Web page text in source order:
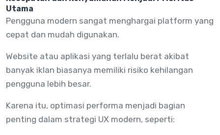
Utama
Pengguna modern sangat menghargai platform yang
cepat dan mudah digunakan.
Website atau aplikasi yang terlalu berat akibat
banyak iklan biasanya memiliki risiko kehilangan
pengguna lebih besar.
Karena itu, optimasi performa menjadi bagian
penting dalam strategi UX modern, seperti: